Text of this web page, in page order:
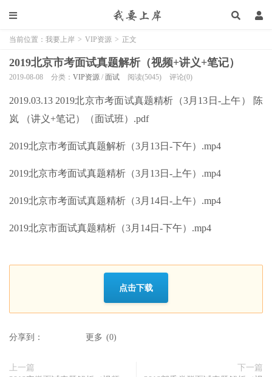
当前位置： 我要上岸 > VIP资源 > 正文
2019北京市考面试真题解析（视频+讲义+笔记）
2019-08-08 分类： VIP资源 / 面试 阅读(5045) 评论(0)
2019.03.13 2019北京市考面试真题精析（3月13日-上午） 陈
岚 （讲义+笔记）（面试班）.pdf
2019北京市考面试真题解析（3月13日-下午）.mp4
2019北京市考面试真题精析（3月13日-上午）.mp4
2019北京市考面试真题精析（3月14日-上午）.mp4
2019北京市面试真题精析（3月14日-下午）.mp4
点击下载
分享到： 更多 (0)
上一篇
下一篇